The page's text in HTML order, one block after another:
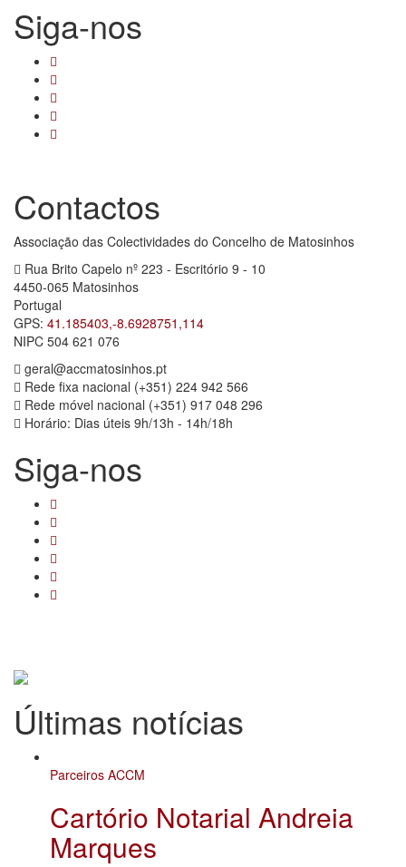
Siga-nos
Contactos
Associação das Colectividades do Concelho de Matosinhos
Rua Brito Capelo nº 223 - Escritório 9 - 10
4450-065 Matosinhos
Portugal
GPS: 41.185403,-8.6928751,114
NIPC 504 621 076
geral@accmatosinhos.pt
Rede fixa nacional (+351) 224 942 566
Rede móvel nacional (+351) 917 048 296
Horário: Dias úteis 9h/13h - 14h/18h
Siga-nos
Últimas notícias
Parceiros ACCM
Cartório Notarial Andreia
Marques